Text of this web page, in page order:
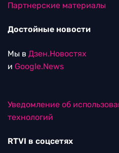
Партнерские материалы
Достойные новости
Мы в Дзен.Новостях
и Google.News
Уведомление об
технологий
RTVI в соцсетях